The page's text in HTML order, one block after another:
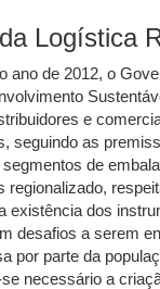
Logística
ano de 2012, o
e
seguindo as
de
existência dos
desafios a serem
por parte da
necessário a